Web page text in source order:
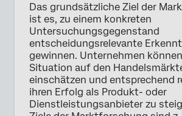
Das grundsätzliche Ziel der
ist es, zu einem konkreten
Untersuchungsgegenstand
entscheidungsrelevante
gewinnen. Unternehmen
Situation auf den
einschätzen und entsprechend
ihren Erfolg als Produkt- oder
Dienstleistungsanbieter zu